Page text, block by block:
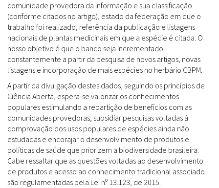
comunidade provedora da informação e sua classificação
(conforme citados no artigo), estado da federação em que o
trabalho foi realizado, referência da publicação e listagens
nacionais de plantas medicinais em que a espécie é citada. O
nosso objetivo é que o banco seja incrementado
constantemente a partir da pesquisa de novos artigos, novas
listagens e incorporação de mais espécies no herbário CBPM.
A partir da divulgação destes dados, seguindo os princípios de
Ciência Aberta, espera-se valorizar os conhecimentos
populares estimulando a repartição de benefícios com as
comunidades provedoras; subsidiar pesquisas voltadas à
comprovação dos usos populares de espécies ainda não
estudadas e encorajar o desenvolvimento de produtos e
políticas de saúde que priorizem a biodiversidade brasileira.
Cabe ressaltar que as questões voltadas ao desenvolvimento
de produtos e acesso ao conhecimento tradicional associado
são regulamentadas pela Lei nº 13.123, de 2015.